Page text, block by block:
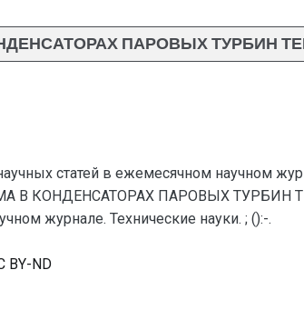
ПАРОВЫХ ТУРБИН
статей в ежемесячном научном
В КОНДЕНСАТОРАХ ПАРОВЫХ ТУРБИН
журнале. Технические науки. ; ():-.
BY-ND